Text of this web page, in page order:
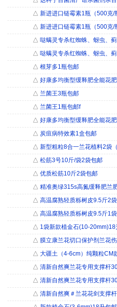
△ 新进进口链霉素1瓶（500克/
△ 新进进口链霉素1瓶（500克/
△ 哒螨灵专杀红蜘蛛、蚜虫、
△ 哒螨灵专杀红蜘蛛、蚜虫、
△ 根芽多1瓶包邮
△ 好康多均衡型缓释肥全能花
△ 兰菌王3瓶包邮
△ 兰菌王1瓶包邮f
△ 好康多均衡型缓释肥全能花
△ 炭疽病特效素1盒包邮
△ 新型粗粒8合一兰花植料2袋
△ 松筋3号10斤/袋2袋包邮
△ 优质松筋10斤2袋包邮
△ 精准奥绿315s高氮缓释肥兰
△ 高温腐熟轻质栎树皮9.5斤2袋
△ 高温腐熟轻质栎树皮9.5斤1袋
△ 1袋新款植金石(10-20mm)18
△ 膜立康兰花切口保护剂兰花
△ 大疆土（4-6cm）纯颗粒CM
△ 清新自然爽兰花专用支撑杆
△ 清新自然爽兰花专用支撑杆
△ 清新自然爽＃兰花花剑支撑